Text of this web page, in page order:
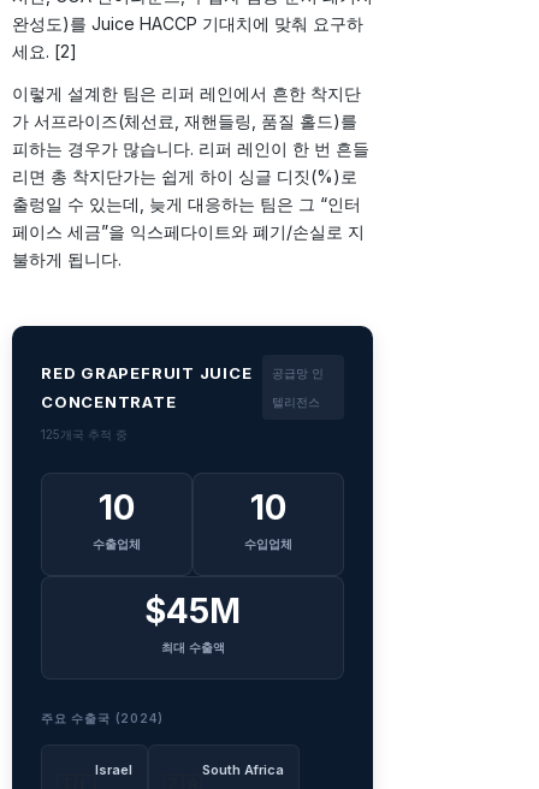
완성도)를 Juice HACCP 기대치에 맞춰 요구하
세요. [2]
이렇게 설계한 팀은 리퍼 레인에서 흔한 착지단
가 서프라이즈(체선료, 재핸들링, 품질 홀드)를
피하는 경우가 많습니다. 리퍼 레인이 한 번 흔들
리면 총 착지단가는 쉽게 하이 싱글 디짓(%)로
출렁일 수 있는데, 늦게 대응하는 팀은 그 “인터
페이스 세금”을 익스페다이트와 폐기/손실로 지
불하게 됩니다.
RED GRAPEFRUIT JUICE
CONCENTRATE
공급망 인
텔리전스
125개국 추적 중
10
수출업체
10
수입업체
$45M
최대 수출액
주요 수출국 (2024)
Israel South Africa